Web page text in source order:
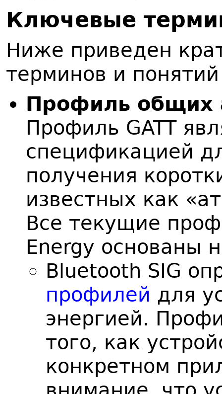
Ключевые
Ниже приведен
терминов и понятий
Профиль общих
Профиль GATT
спецификацией
получения
известных как
Все текущие
Energy основаны
Bluetooth SIG
профилей для
энергией.
того, как
конкретном